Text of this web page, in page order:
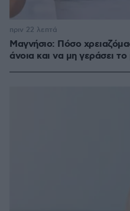
Μαγνήσιο: Πόσο
άνοια και να μη γεράσει
πριν 22 λεπτά